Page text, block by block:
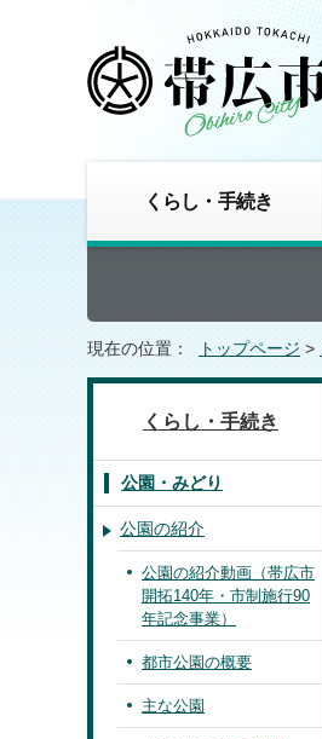
くらし・手続き
現在の位置： トップページ >
くらし・手続き
公園・みどり
公園の紹介
公園の紹介動画（帯広市
開拓140年・市制施行90
年記念事業）
都市公園の概要
主な公園